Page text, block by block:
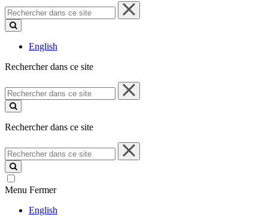
Rechercher
dans
ce
English
Rechercher dans ce site
Rechercher
dans
ce
Rechercher dans ce site
Rechercher
dans
ce
site
Menu Fermer
English